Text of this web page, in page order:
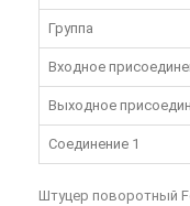
Группа
Входное
Выходное
Соединение 1
Штуцер поворотный